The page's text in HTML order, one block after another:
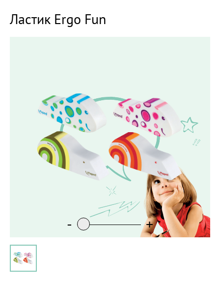
Ластик Ergo Fun
- +